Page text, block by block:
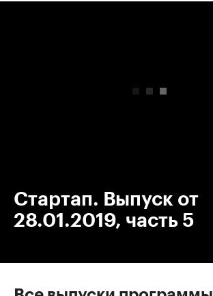
Стартап. Выпуск от
28.01.2019, часть 5